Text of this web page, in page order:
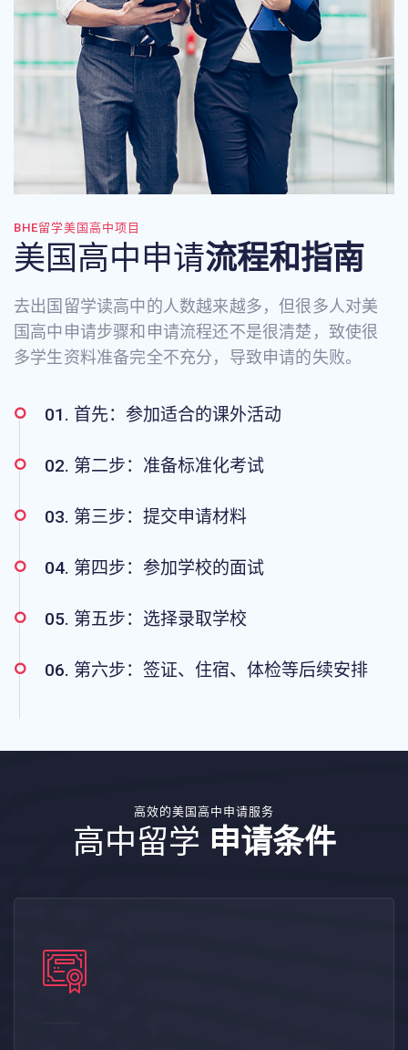
BHE留学美国高中项目
美国高中申请流程和指南
去出国留学读高中的人数越来越多，但很多人对美
国高中申请步骤和申请流程还不是很清楚，致使很
多学生资料准备完全不充分，导致申请的失败。
01. 首先：参加适合的课外活动
02. 第二步：准备标准化考试
03. 第三步：提交申请材料
04. 第四步：参加学校的面试
05. 第五步：选择录取学校
06. 第六步：签证、住宿、体检等后续安排
高效的美国高中申请服务
高中留学 申请条件